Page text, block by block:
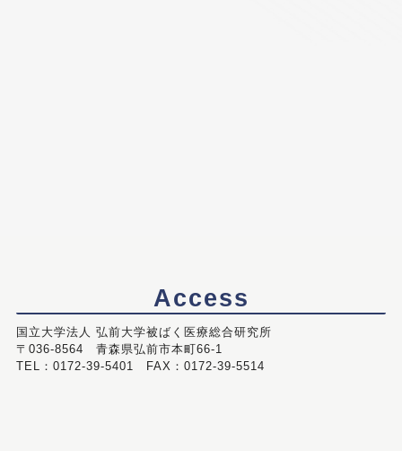
Access
国立大学法人 弘前大学被ばく医療総合研究所
〒036-8564 青森県弘前市本町66-1
TEL：0172-39-5401 FAX：0172-39-5514